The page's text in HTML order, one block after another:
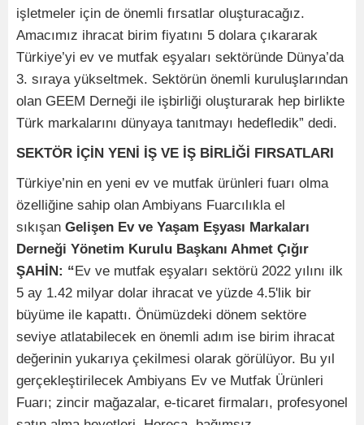
işletmeler için de önemli fırsatlar oluşturacağız.
Amacımız ihracat birim fiyatını 5 dolara çıkararak
Türkiye’yi ev ve mutfak eşyaları sektöründe Dünya’da
3. sıraya yükseltmek. Sektörün önemli kuruluşlarından
olan GEEM Derneği ile işbirliği oluşturarak hep birlikte
Türk markalarını dünyaya tanıtmayı hedefledik” dedi.
SEKTÖR İÇİN YENİ İŞ VE İŞ BİRLİĞİ FIRSATLARI
Türkiye’nin en yeni ev ve mutfak ürünleri fuarı olma
özelliğine sahip olan Ambiyans Fuarcılıkla el
sıkışan Gelişen Ev ve Yaşam Eşyası Markaları
Derneği Yönetim Kurulu Başkanı Ahmet Çığır
ŞAHİN: “Ev ve mutfak eşyaları sektörü 2022 yılını ilk
5 ay 1.42 milyar dolar ihracat ve yüzde 4.5'lik bir
büyüme ile kapattı. Önümüzdeki dönem sektöre
seviye atlatabilecek en önemli adım ise birim ihracat
değerinin yukarıya çekilmesi olarak görülüyor. Bu yıl
gerçekleştirilecek Ambiyans Ev ve Mutfak Ürünleri
Fuarı; zincir mağazalar, e-ticaret firmaları, profesyonel